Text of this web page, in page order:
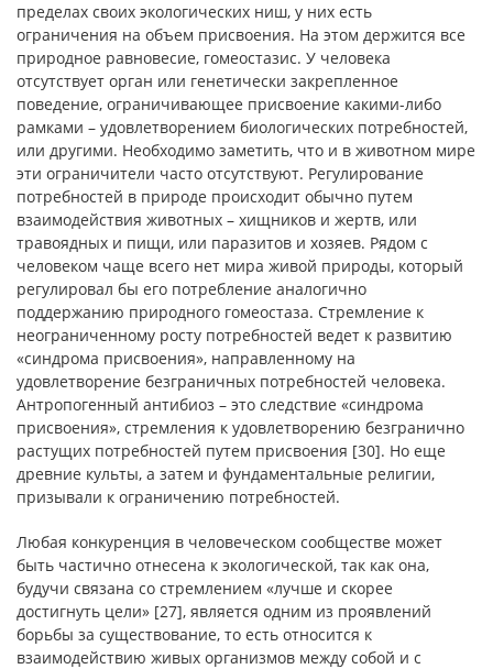
пределах своих экологических ниш, у них есть
ограничения на объем присвоения. На этом держится все
природное равновесие, гомеостазис. У человека
отсутствует орган или генетически закрепленное
поведение, ограничивающее присвоение какими-либо
рамками – удовлетворением биологических потребностей,
или другими. Необходимо заметить, что и в животном мире
эти ограничители часто отсутствуют. Регулирование
потребностей в природе происходит обычно путем
взаимодействия животных – хищников и жертв, или
травоядных и пищи, или паразитов и хозяев. Рядом с
человеком чаще всего нет мира живой природы, который
регулировал бы его потребление аналогично
поддержанию природного гомеостаза. Стремление к
неограниченному росту потребностей ведет к развитию
«синдрома присвоения», направленному на
удовлетворение безграничных потребностей человека.
Антропогенный антибиоз – это следствие «синдрома
присвоения», стремления к удовлетворению безгранично
растущих потребностей путем присвоения [30]. Но еще
древние культы, а затем и фундаментальные религии,
призывали к ограничению потребностей.
Любая конкуренция в человеческом сообществе может
быть частично отнесена к экологической, так как она,
будучи связана со стремлением «лучше и скорее
достигнуть цели» [27], является одним из проявлений
борьбы за существование, то есть относится к
взаимодействию живых организмов между собой и с